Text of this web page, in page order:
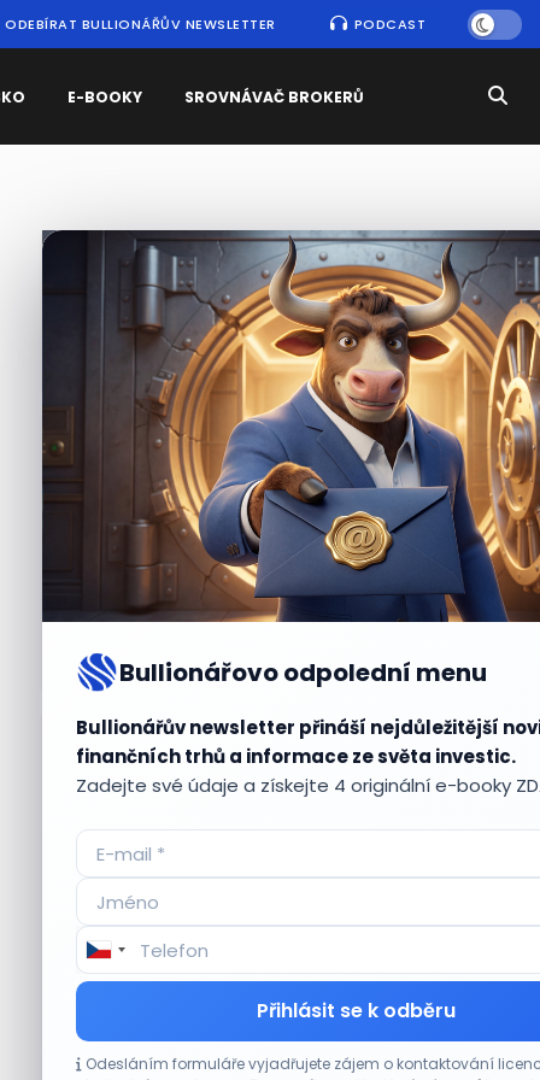
ODEBÍRAT BULLIONÁŘŮV NEWSLETTER PODCAST
E-BOOKY SROVNÁVAČ BROKERŮ
Bullionářovo odpolední menu
Bullionářův newsletter přináší nejdůležitější
finančních trhů a informace ze světa investic.
Zadejte své údaje a získejte 4 originální e-booky
Přihlásit se k odběru
Odesláním formuláře vyjadřujete zájem o kontaktování
Nejčtenějšízprávy
Aktuálnípříležitosti
Technologický obrat přidal indexu Nasdaq